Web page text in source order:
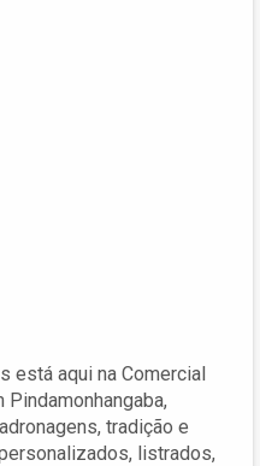
está aqui na Comercial
tradição e
listrados,